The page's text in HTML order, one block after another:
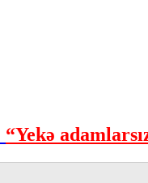
“Yekə